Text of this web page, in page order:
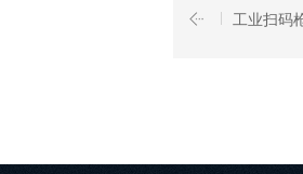
工业扫码